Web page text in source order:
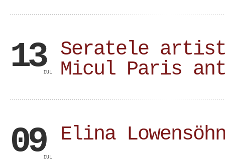
13IUL
Seratele
Micul Paris
09IUL
Elina